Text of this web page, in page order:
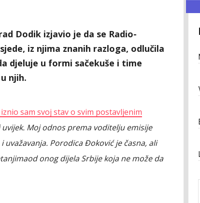
Dodik izjavio je da se Radio-
iz njima znanih razloga, odlučila
djeluje u formi sačekuše i time
njih.
sam svoj stav o svim postavljenim
Moj odnos prema voditelju emisije
Porodica Đoković je časna, ali
onog dijela Srbije koja ne može da